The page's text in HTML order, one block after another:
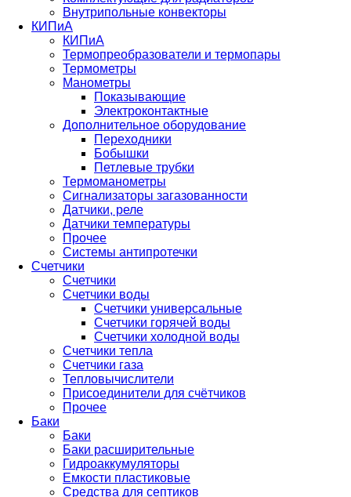
Внутрипольные конвекторы
КИПиА
КИПиА
Термопреобразователи и термопары
Термометры
Манометры
Показывающие
Электроконтактные
Дополнительное оборудование
Переходники
Бобышки
Петлевые трубки
Термоманометры
Сигнализаторы загазованности
Датчики, реле
Датчики температуры
Прочее
Системы антипротечки
Счетчики
Счетчики
Счетчики воды
Счетчики универсальные
Счетчики горячей воды
Счетчики холодной воды
Счетчики тепла
Счетчики газа
Тепловычислители
Присоединители для счётчиков
Прочее
Баки
Баки
Баки расширительные
Гидроаккумуляторы
Емкости пластиковые
Средства для септиков